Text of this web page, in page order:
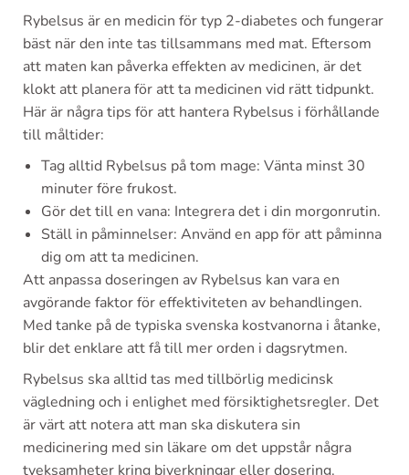
Rybelsus är en medicin för typ 2-diabetes och fungerar
bäst när den inte tas tillsammans med mat. Eftersom
att maten kan påverka effekten av medicinen, är det
klokt att planera för att ta medicinen vid rätt tidpunkt.
Här är några tips för att hantera Rybelsus i förhållande
till måltider:
Tag alltid Rybelsus på tom mage: Vänta minst 30
minuter före frukost.
Gör det till en vana: Integrera det i din morgonrutin.
Ställ in påminnelser: Använd en app för att påminna
dig om att ta medicinen.
Att anpassa doseringen av Rybelsus kan vara en
avgörande faktor för effektiviteten av behandlingen.
Med tanke på de typiska svenska kostvanorna i åtanke,
blir det enklare att få till mer orden i dagsrytmen.
Rybelsus ska alltid tas med tillbörlig medicinsk
vägledning och i enlighet med försiktighetsregler. Det
är värt att notera att man ska diskutera sin
medicinering med sin läkare om det uppstår några
tveksamheter kring biverkningar eller dosering.